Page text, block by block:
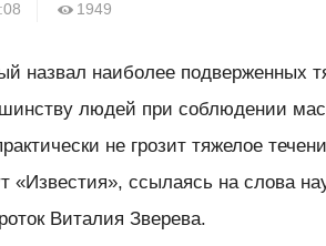
1949
назвал наиболее подверженных
людей при соблюдении
не грозит тяжелое
«Известия», ссылаясь на слова
Виталия Зверева.